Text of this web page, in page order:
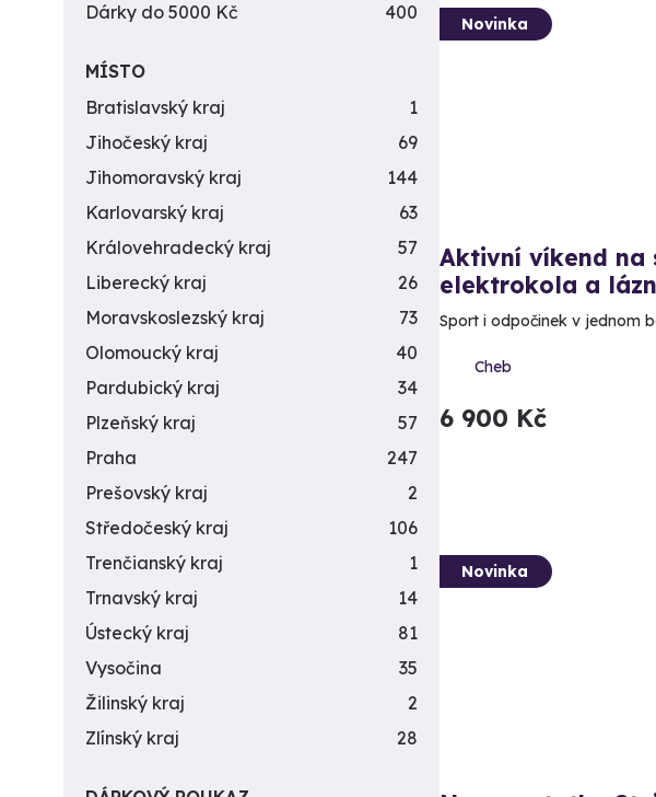
Novinka
Aktivní víkend na
elektrokola a
Sport i odpočinek v jednom
Cheb
6 900 Kč
Novinka
Dárky do 5000 Kč
400
MÍSTO
Bratislavský kraj
1
Jihočeský kraj
69
Jihomoravský kraj
144
Karlovarský kraj
63
Královehradecký kraj
57
Liberecký kraj
26
Moravskoslezský kraj
73
Olomoucký kraj
40
Pardubický kraj
34
Plzeňský kraj
57
Praha
247
Prešovský kraj
2
Středočeský kraj
106
Trenčianský kraj
1
Trnavský kraj
14
Ústecký kraj
81
Vysočina
35
Žilinský kraj
2
Zlínský kraj
28